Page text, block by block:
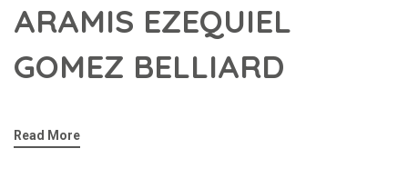
ARAMIS EZEQUIEL
GOMEZ BELLIARD
Read More